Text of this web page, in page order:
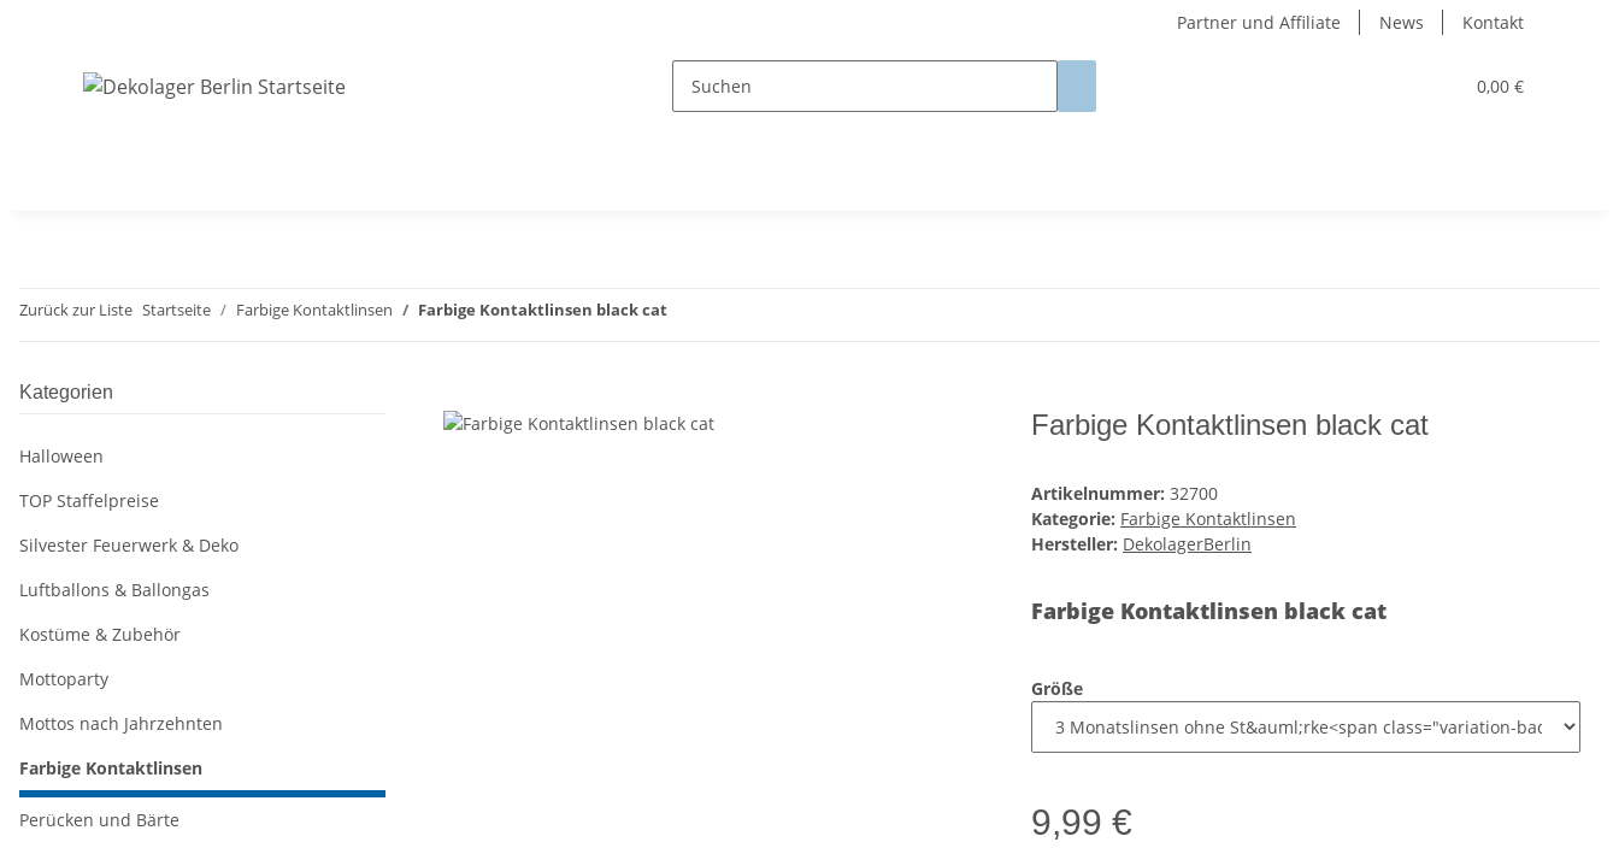
Partner und Affiliate News Kontakt
0,00 €
Zurück zur Liste Startseite Farbige Kontaktlinsen Farbige Kontaktlinsen black cat
Farbige Kontaktlinsen black cat
Artikelnummer: 32700
Kategorie: Farbige Kontaktlinsen
Hersteller: DekolagerBerlin
Farbige Kontaktlinsen black cat
Größe
9,99 €
Kategorien
Halloween
TOP Staffelpreise
Silvester Feuerwerk & Deko
Luftballons & Ballongas
Kostüme & Zubehör
Mottoparty
Mottos nach Jahrzehnten
Farbige Kontaktlinsen
Perücken und Bärte